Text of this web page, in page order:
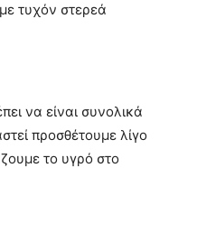
τυχόν στερεά
να είναι συνολικά
προσθέτουμε λίγο
το υγρό στο